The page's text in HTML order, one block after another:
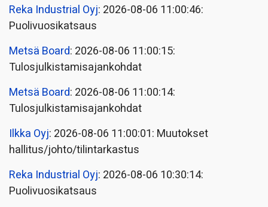
Reka Industrial Oyj: 2026-08-06 11:00:46:
Puolivuosikatsaus
Metsä Board: 2026-08-06 11:00:15:
Tulosjulkistamisajankohdat
Metsä Board: 2026-08-06 11:00:14:
Tulosjulkistamisajankohdat
Ilkka Oyj: 2026-08-06 11:00:01: Muutokset
hallitus/johto/tilintarkastus
Reka Industrial Oyj: 2026-08-06 10:30:14:
Puolivuosikatsaus